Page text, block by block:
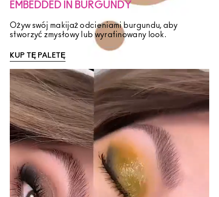
EMBEDDED IN BURGUNDY
Ożyw swój makijaż odcieniami burgundu, aby
stworzyć zmysłowy lub wyrafinowany look.
KUP TĘ PALETĘ